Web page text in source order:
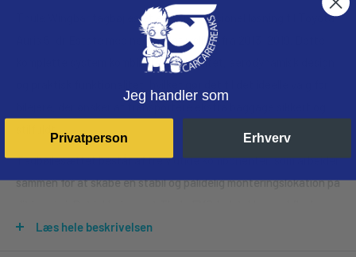
Thule Wingbar tagbøjlesæt er en professionel løsning til Toyota
Auris 5-dr Estate med nedfældet rælling fra 2013-2019. Dette
komplette system kombinerer høj kvalitet, aerodynamisk design
bilejere, der ønsker at transportere ekstra baggage sikkert og
Tagbøjlesættet består af tre vigtige komponenter, som arbejder
sammen for at skabe en stabil og pålidelig monteringslokation på
rails, to Wingbar EVO barer i sølv samt det nødvendige
Læs hele beskrivelsen
Jeg handler som
Privatperson Erhverv